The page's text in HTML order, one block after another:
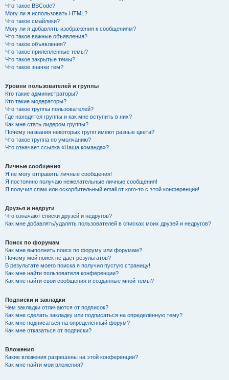
Что такое BBCode?
Могу ли я использовать HTML?
Что такое смайлики?
Могу ли я добавлять изображения к сообщениям?
Что такое важные объявления?
Что такое объявления?
Что такое прилепленные темы?
Что такое закрытые темы?
Что такое значки тем?
Уровни пользователей и группы
Кто такие администраторы?
Кто такие модераторы?
Что такое группы пользователей?
Где находятся группы и как мне вступить в них?
Как мне стать лидером группы?
Почему названия некоторых групп имеют разные цвета?
Что такое группа по умолчанию?
Что означает ссылка «Наша команда»?
Личные сообщения
Я не могу отправить личные сообщения!
Я постоянно получаю нежелательные личные сообщения!
Я получил спам или оскорбительный email от кого-то с этой конференции!
Друзья и недруги
Что означают списки друзей и недругов?
Как мне добавлять/удалять пользователей в списках моих друзей и недругов?
Поиск по форумам
Как мне выполнить поиск по форуму или форумам?
Почему мой поиск не даёт результатов?
В результате моего поиска я получил пустую страницу!
Как мне найти пользователя конференции?
Как мне найти свои сообщения и созданные мной темы?
Подписки и закладки
Чем закладки отличаются от подписок?
Как мне сделать закладку или подписаться на определённую тему?
Как мне подписаться на определённый форум?
Как мне отказаться от подписки?
Вложения
Какие вложения разрешены на этой конференции?
Как мне найти мои вложения?